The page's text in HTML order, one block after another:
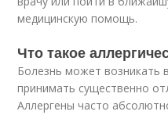
медицинскую помощь.
Что такое
Болезнь может возникать
принимать существенно
Аллергены часто